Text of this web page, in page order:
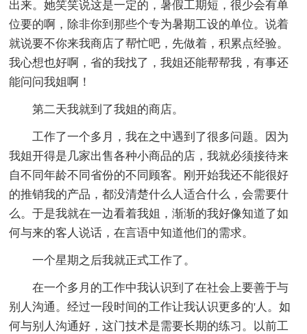
出来。她笑笑说这是一定的，暑假工期短，很少会有单
位要的啊，除非你到那些个专为暑期工设的单位。说着
就说要不你来我商店了帮忙吧，先做着，积累点经验。
我心想也好啊，省的我找了，我姐还能帮帮我，有事还
能问问我姐啊！
第二天我就到了我姐的商店。
工作了一个多月，我在之中遇到了很多问题。因为
我姐开得是几家出售各种小商品的店，我就必须接待来
自不同年龄不同省份的不同顾客。刚开始我还不能很好
的推销我的产品，都没清楚什么人适合什么，会需要什
么。于是我就在一边看着我姐，渐渐的我好像知道了如
何与来的客人说话，在言语中知道他们的需求。
一个星期之后我就正式工作了。
在一个多月的工作中我认识到了在社会上要善于与
别人沟通。经过一段时间的工作让我认识更多的'人。如
何与别人沟通好，这门技术是需要长期的练习。以前工